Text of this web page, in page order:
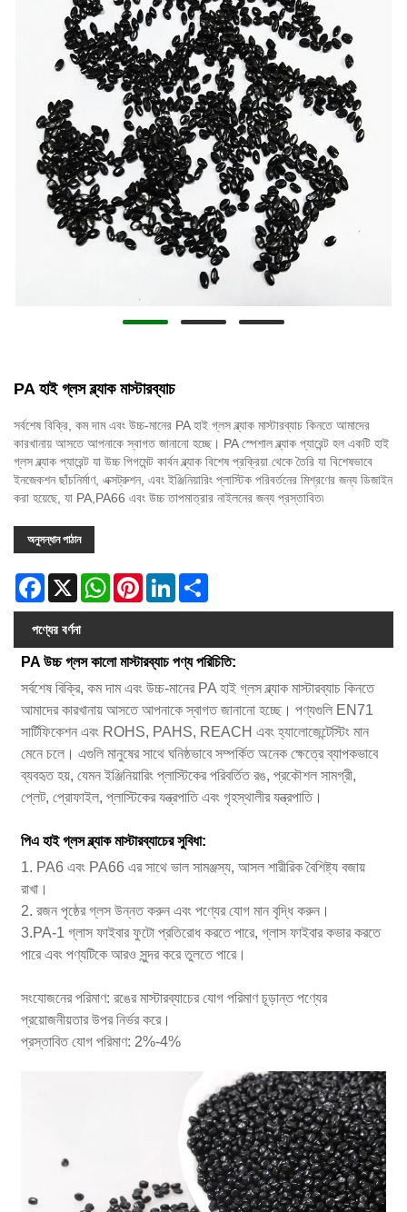
PA হাই গ্লস ব্ল্যাক মাস্টারব্যাচ
সর্বশেষ বিক্রি, কম দাম এবং উচ্চ-মানের PA হাই গ্লস ব্ল্যাক মাস্টারব্যাচ কিনতে আমাদের
কারখানায় আসতে আপনাকে স্বাগত জানানো হচ্ছে। PA স্পেশাল ব্ল্যাক প্যারেন্ট হল একটি হাই
গ্লস ব্ল্যাক প্যারেন্ট যা উচ্চ পিগমেন্ট কার্বন ব্ল্যাক বিশেষ প্রক্রিয়া থেকে তৈরি যা বিশেষভাবে
ইনজেকশন ছাঁচনির্মাণ, এক্সট্রুশন, এবং ইঞ্জিনিয়ারিং প্লাস্টিক পরিবর্তনের মিশ্রণের জন্য ডিজাইন
করা হয়েছে, যা PA,PA66 এবং উচ্চ তাপমাত্রার নাইলনের জন্য প্রস্তাবিত৷
অনুসন্ধান পাঠান
Facebook
X WhatsAppPinterestLinkedIn
পণ্যের বর্ণনা
PA উচ্চ গ্লস কালো মাস্টারব্যাচ পণ্য পরিচিতি:
সর্বশেষ বিক্রি, কম দাম এবং উচ্চ-মানের PA হাই গ্লস ব্ল্যাক মাস্টারব্যাচ কিনতে
আমাদের কারখানায় আসতে আপনাকে স্বাগত জানানো হচ্ছে। পণ্যগুলি EN71
সার্টিফিকেশন এবং ROHS, PAHS, REACH এবং হ্যালোজেন্টেস্টিং মান
মেনে চলে। এগুলি মানুষের সাথে ঘনিষ্ঠভাবে সম্পর্কিত অনেক ক্ষেত্রে ব্যাপকভাবে
ব্যবহৃত হয়, যেমন ইঞ্জিনিয়ারিং প্লাস্টিকের পরিবর্তিত রঙ, প্রকৌশল সামগ্রী,
প্লেট, প্রোফাইল, প্লাস্টিকের যন্ত্রপাতি এবং গৃহস্থালীর যন্ত্রপাতি।
পিএ হাই গ্লস ব্ল্যাক মাস্টারব্যাচের সুবিধা:
1. PA6 এবং PA66 এর সাথে ভাল সামঞ্জস্য, আসল শারীরিক বৈশিষ্ট্য বজায়
রাখা।
2. রজন পৃষ্ঠের গ্লস উন্নত করুন এবং পণ্যের যোগ মান বৃদ্ধি করুন।
3.PA-1 গ্লাস ফাইবার ফুটো প্রতিরোধ করতে পারে, গ্লাস ফাইবার কভার করতে
পারে এবং পণ্যটিকে আরও সুন্দর করে তুলতে পারে।
সংযোজনের পরিমাণ: রঙের মাস্টারব্যাচের যোগ পরিমাণ চূড়ান্ত পণ্যের
প্রয়োজনীয়তার উপর নির্ভর করে।
প্রস্তাবিত যোগ পরিমাণ: 2%-4%